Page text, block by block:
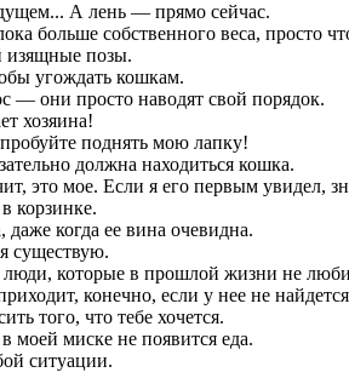
А лень — прямо сейчас.
больше собственного веса, просто
изящные позы.
угождать кошкам.
— они просто наводят свой порядок.
хозяина!
поднять мою лапку!
должна находиться кошка.
это мое. Если я его первым увидел,
корзинке.
когда ее вина очевидна.
существую.
которые в прошлой жизни не
конечно, если у нее не
того, что тебе хочется.
моей миске не появится еда.
ситуации.